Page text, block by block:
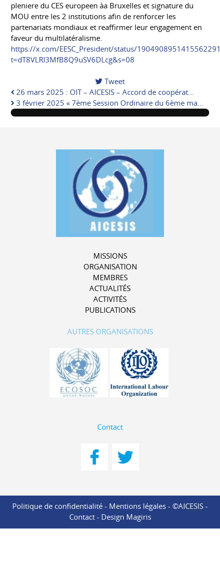
pleniere du CES europeen àa Bruxelles et signature du
MOU entre les 2 institutions afin de renforcer les
partenariats mondiaux et reaffirmer leur engagement en
faveur du multilatéralisme.
https://x.com/EESC_President/status/
t=dT8VLRI3MfB8Q9uSV6DLcg&s=08
Tweet
pinterest
26 mars 2025 : OIT – AICESIS – Accord de coopérat...
3 février 2025 « 7ème Session Ordinaire du 6ème ma...
MISSIONS
ORGANISATION
MEMBRES
ACTUALITÉS
ACTIVITÉS
PUBLICATIONS
AUTRES ORGANISATIONS
Contact
Politique de confidentialité - Mentions légales - ©AICESIS -
Contact- Design Magiris